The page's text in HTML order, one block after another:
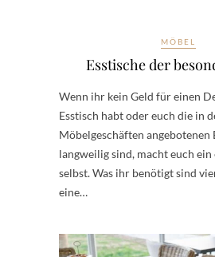
MÖBEL
Esstische der
Wenn ihr kein Geld für einen
Esstisch habt oder euch die in
Möbelgeschäften angebotenen
langweilig sind, macht euch ein
selbst. Was ihr benötigt sind
eine…